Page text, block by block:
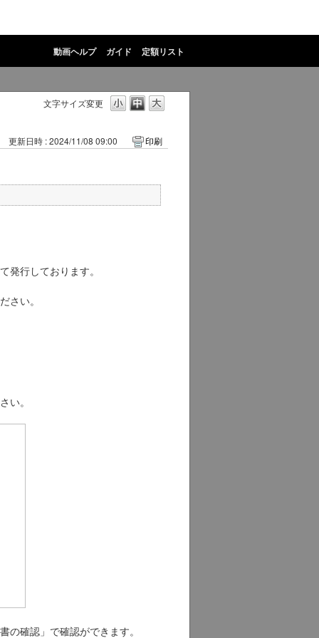
動画ヘルプ ガイド 定額リスト
文字サイズ変更
更新日時 : 2024/11/08 09:00 印刷
子にて発行しております。
ロードしてください。
い。
確認」で確認ができます。